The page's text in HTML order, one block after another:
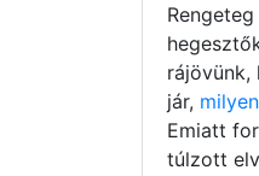
rájövünk,
jár,
Emiatt
túlzott